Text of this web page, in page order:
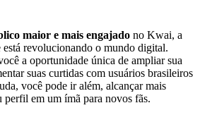
maior e mais engajado no Kwai, a
revolucionando o mundo digital.
a oportunidade única de ampliar sua
suas curtidas com usuários brasileiros
você pode ir além, alcançar mais
perfil em um ímã para novos fãs.